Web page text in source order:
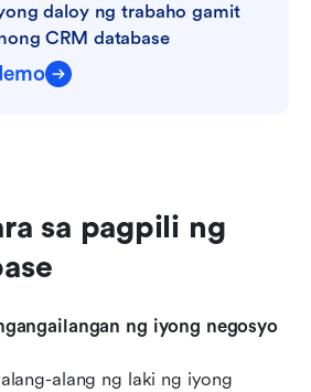
daloy ng trabaho gamit
CRM database
sa pagpili ng
ng iyong negosyo
alang ng laki ng iyong